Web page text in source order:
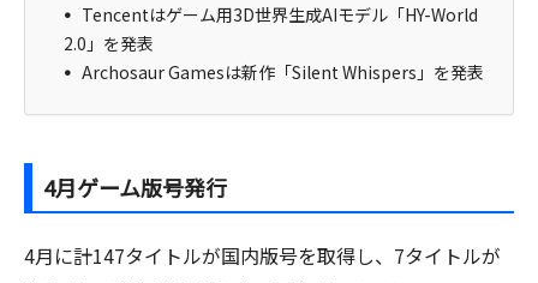
Tencentはゲーム用3D世界生成AIモデル「HY-World
2.0」を発表
Archosaur Gamesは新作「Silent Whispers」を発表
4月ゲーム版号発行
4月に計147タイトルが国内版号を取得し、7タイトルが